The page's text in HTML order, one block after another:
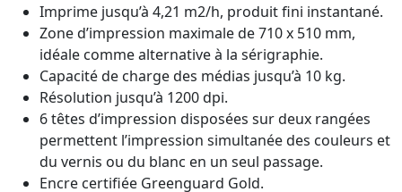
Imprime jusqu’à 4,21 m2/h, produit fini instantané.
Zone d’impression maximale de 710 x 510 mm,
idéale comme alternative à la sérigraphie.
Capacité de charge des médias jusqu’à 10 kg.
Résolution jusqu’à 1200 dpi.
6 têtes d’impression disposées sur deux rangées
permettent l’impression simultanée des couleurs et
du vernis ou du blanc en un seul passage.
Encre certifiée Greenguard Gold.